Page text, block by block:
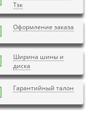
Тэк
Оформление заказа
Ширина шины и
диска
Гарантийный талон